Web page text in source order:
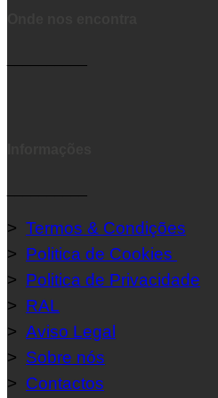
> Termos & Condições
> Politica de Cookies
> Politica de Privacidade
> RAL
> Aviso Legal
> Sobre nós
> Contactos